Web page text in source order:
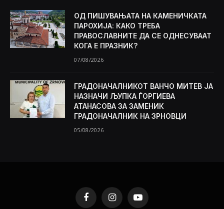
ОД ПИШУВАЊАТА НА КАМЕНИЧКАТА
ПАРОХИЈА: КАКО ТРЕБА
ПРАВОСЛАВНИТЕ ДА СЕ ОДНЕСУВААТ
КОГА Е ПРАЗНИК?
07/08/2026
ГРАДОНАЧАЛНИКОТ ВАНЧО МИТЕВ ЈА
НАЗНАЧИ ЉУПКА ЃОРГИЕВА
АТАНАСОВА ЗА ЗАМЕНИК
ГРАДОНАЧАЛНИК НА ЗРНОВЦИ
05/08/2026
FacebookInstagramYouTube